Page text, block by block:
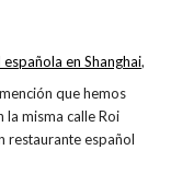
que hemos
la misma calle Roi
restaurante español
en Shanghai,